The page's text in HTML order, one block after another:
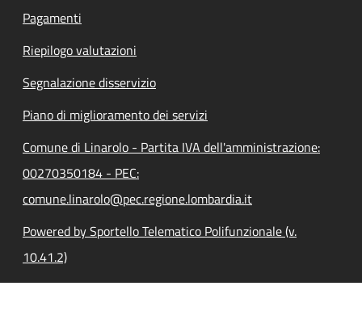
Pagamenti
Riepilogo valutazioni
Segnalazione disservizio
Piano di miglioramento dei servizi
Comune di Linarolo - Partita IVA dell'amministrazione:
00270350184 - PEC:
comune.linarolo@pec.regione.lombardia.it
Powered by Sportello Telematico Polifunzionale (v.
10.41.2)